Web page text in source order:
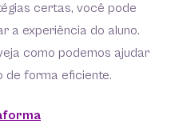
certas, você pode
a experiência do aluno.
como podemos ajudar
de forma eficiente.